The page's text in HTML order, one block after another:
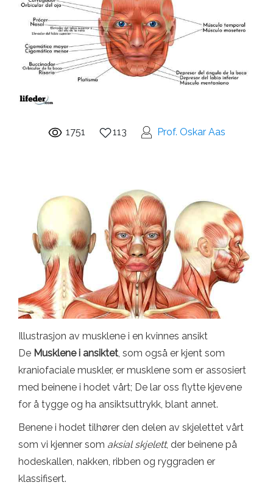
1751 113 Prof. Oskar Aas
Illustrasjon av musklene i en kvinnes ansikt
De Musklene i ansiktet , som også er kjent som
kraniofaciale muskler, er musklene som er assosiert
med beinene i hodet vårt; De lar oss flytte kjevene
for å tygge og ha ansiktsuttrykk, blant annet.
Benene i hodet tilhører den delen av skjelettet vårt
som vi kjenner som aksial skjelett, der beinene på
hodeskallen, nakken, ribben og ryggraden er
klassifisert.